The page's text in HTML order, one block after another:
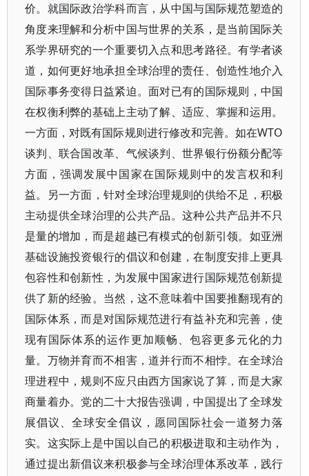
价。就国际政治学科而言，从中国与国际规范塑造的
角度来理解和分析中国与世界的关系，是当前国际关
系学界研究的一个重要切入点和思考路径。有学者谈
道，如何更好地承担全球治理的责任、创造性地介入
国际事务变得日益紧迫。面对已有的国际规则，中国
在权衡利弊的基础上主动了解、适应、掌握和运用。
一方面，对既有国际规则进行修改和完善。如在WTO
谈判、联合国改革、气候谈判、世界银行份额分配等
方面，强调发展中国家在国际规则中的发言权和利
益。另一方面，针对全球治理规则的供给不足，积极
主动提供全球治理的公共产品。这种公共产品并不只
是量的增加，而是超越已有模式的创新引领。如亚洲
基础设施投资银行的倡议和创建，在制度安排上更具
包容性和创新性，为发展中国家进行国际规范创新提
供了新的经验。当然，这不意味着中国要推翻现有的
国际体系，而是对国际规范进行有益补充和完善，使
现有国际体系的运作更加顺畅、包容更多元化的力
量。万物并育而不相害，道并行而不相悖。在全球治
理进程中，规则不应只由西方国家说了算，而是大家
商量着办。党的二十大报告强调，中国提出了全球发
展倡议、全球安全倡议，愿同国际社会一道努力落
实。这实际上是中国以自己的积极进取和主动作为，
通过提出新倡议来积极参与全球治理体系改革，践行